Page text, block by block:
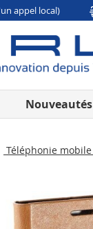
appel local)
Nouveautés
Téléphonie mobile